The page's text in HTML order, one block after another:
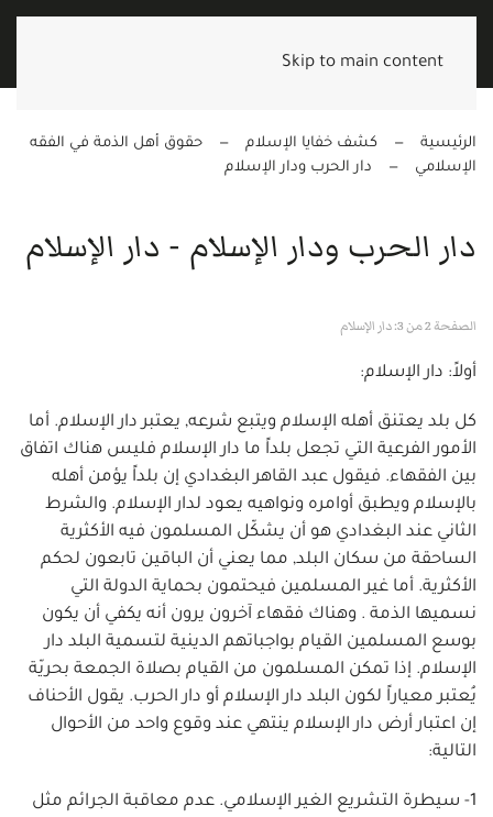
Skip to main content
الرئيسية كشف خفايا الإسلام
حقوق أهل الذمة في الفقه
الإسلامي
دار الحرب ودار الإسلام
دار الحرب ودار الإسلام - دار الإسلام
الصفحة 2 من 3: دار الإسلام
أولاً: دار الإسلام:
كل بلد يعتنق أهله الإسلام ويتبع شرعه, يعتبر دار الإسلام. أما
الأمور الفرعية التي تجعل بلداً ما دار الإسلام فليس هناك اتفاق
بين الفقهاء. فيقول عبد القاهر البغدادي إن بلداً يؤمن أهله
بالإسلام ويطبق أوامره ونواهيه يعود لدار الإسلام. والشرط
الثاني عند البغدادي هو أن يشكّل المسلمون فيه الأكثرية
الساحقة من سكان البلد, مما يعني أن الباقين تابعون لحكم
الأكثرية. أما غير المسلمين فيحتمون بحماية الدولة التي
نسميها الذمة . وهناك فقهاء آخرون يرون أنه يكفي أن يكون
بوسع المسلمين القيام بواجباتهم الدينية لتسمية البلد دار
الإسلام. إذا تمكن المسلمون من القيام بصلاة الجمعة بحريّة
يُعتبر معياراً لكون البلد دار الإسلام أو دار الحرب. يقول الأحناف
إن اعتبار أرض دار الإسلام ينتهي عند وقوع واحد من الأحوال
التالية:
1- سيطرة التشريع الغير الإسلامي. عدم معاقبة الجرائم مثل